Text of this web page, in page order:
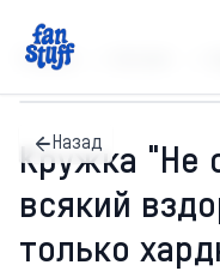
Главная
Назад
Кружка "Не
всякий
только